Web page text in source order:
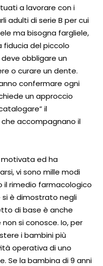
a lavorare con i
adulti di serie B per cui
ma bisogna fargliele,
fiducia del piccolo
obbligare un
o curare un dente.
confermare ogni
un approccio
il
accompagnano il
motivata ed ha
vi sono mille modi
il rimedio farmacologico
si è dimostrato negli
di base è anche
si conosce. Io, per
i bambini più
operativa di uno
Se la bambina di 9 anni